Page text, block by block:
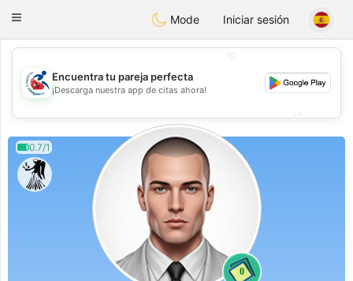
Handi Space
Toggle
Mode Iniciar sesión
💖
💕
Encuentra tu pareja perfecta
¡Descarga nuestra app de citas ahora!
0.7/1
0